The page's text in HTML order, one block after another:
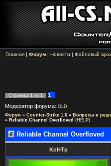
Главная | Форум | Новости | Файловый
Страница 1 из 1
1
Модератор форума: OLD
Форум » Counter-Strike 1.6 » Вопросы и
» Reliable Channel Overfloved (HELP)
Reliable Channel Overfloved
KoHTp